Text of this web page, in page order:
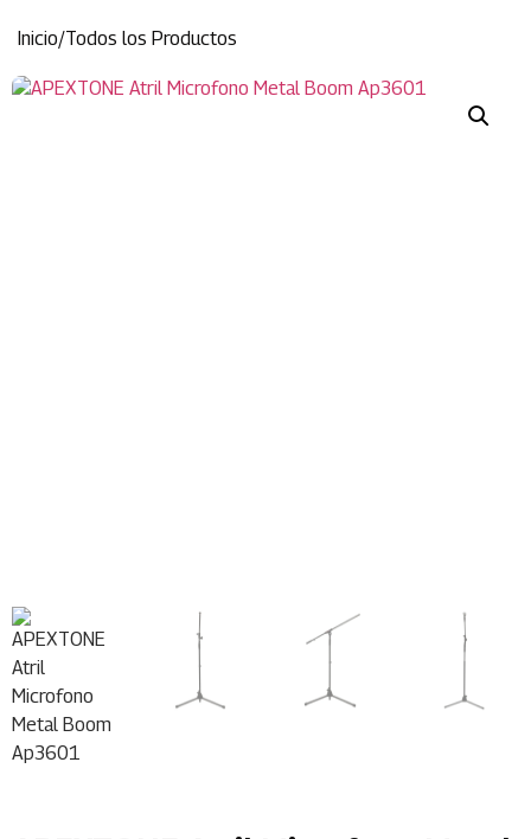
Inicio/Todos los Productos